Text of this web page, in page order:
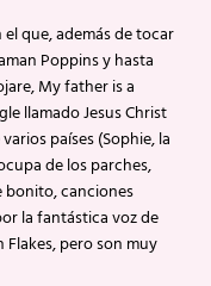
que, además de tocar
Poppins y hasta
My father is a
llamado Jesus Christ
países (Sophie, la
de los parches,
canciones
la fantástica voz de
pero son muy